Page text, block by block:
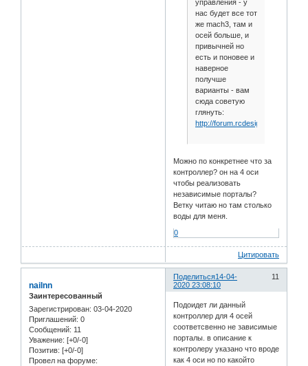
управления - у
нас будет все тот
же mach3, там и
осей больше, и
привычней но
есть и поновее и
наверное
получше
варианты - вам
сюда советую
глянуть:
http://forum.rcdesign.ru/f111/
Можно по конкретнее что за
контроллер? он на 4 оси
чтобы реализовать
независимые порталы?
Ветку читаю но там столько
воды для меня.
0
Цитировать
Поделиться 11
14-04-
2020 23:08:10
nailnn
Заинтересованный
Зарегистрирован: 03-04-2020
Приглашений: 0
Сообщений: 11
Уважение: [+0/-0]
Позитив: [+0/-0]
Провел на форуме:
Подоидет ли данный
контроллер для 4 осей
соответсвенно не зависимые
порталы. в описание к
контролеру указано что вроде
как 4 оси но по какойто